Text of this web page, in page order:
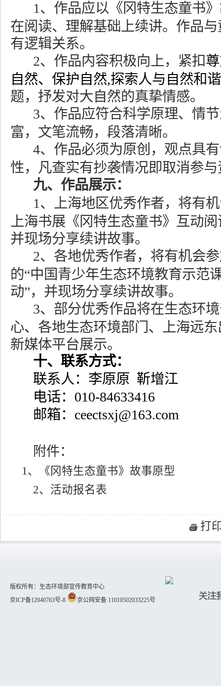
1、作品应以《冈特生态童书
在阅读、理解基础上续讲。作品
有逻辑关系。
2、作品内容积极向上，紧扣
自然、保护自然,探索人与自然和
题，抒发对大自然的真挚情感。
3、作品应符合科学原理、情
富，文笔流畅，段落清晰。
4、作品必须为原创，观点具
性，凡查实有抄袭情况即取消参
九、作品展示：
1、上海地区优秀作者，将有
上海书展《冈特生态童书》互动
并现场分享续讲故事。
2、各地优秀作者，将有机会
的“中国青少年生态环境教育示范
动”，并现场分享续讲故事。
3、部分优秀作品将在生态环
心、各地生态环境部门、上海远
新媒体平台展示。
十、联系方式：
联系人：李原原 靳增江
电话： 010-84633416
邮箱： ceectsxj@163.com
附件：
1、《冈特生态童书》故事原型
2、活动报名表
打
版权所有：生态环境部宣传教育中心
京ICP备12040763号-8
京公网安备 11010502033225号